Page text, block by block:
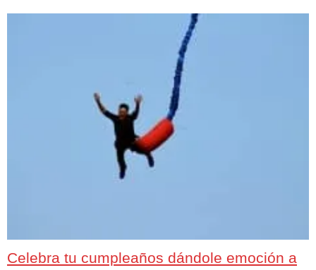
Celebra tu cumpleaños dándole emoción a